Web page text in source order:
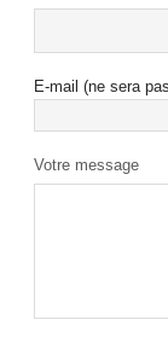
E-mail (ne sera
Votre message